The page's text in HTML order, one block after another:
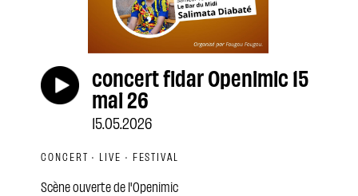
concert fidar Openimic 15
mai 26
15.05.2026
CONCERT · LIVE · FESTIVAL
Scène ouverte de l'Openimic